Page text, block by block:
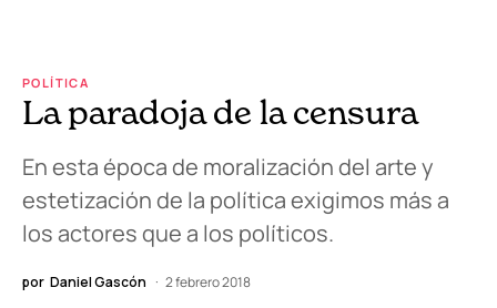
POLÍTICA
La paradoja de la censura
En esta época de moralización del arte y
estetización de la política exigimos más a
los actores que a los políticos.
por Daniel Gascón 2 febrero 2018